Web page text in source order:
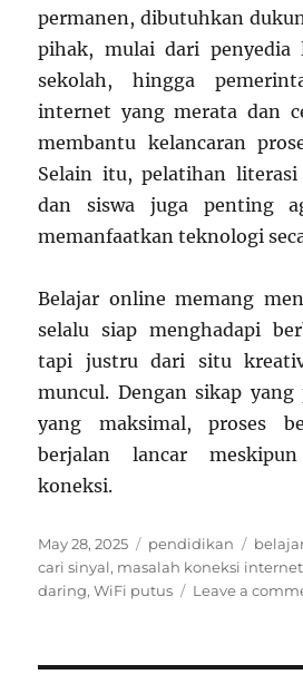
permanen, dibutuhkan
pihak, mulai dari penyedia
sekolah, hingga
internet yang merata dan
membantu kelancaran
Selain itu, pelatihan
dan siswa juga penting
memanfaatkan teknologi
Belajar online memang
selalu siap menghadapi
tapi justru dari situ
muncul. Dengan sikap
yang maksimal, proses
berjalan lancar
koneksi.
Posted
on
May 28, 2025 Categories
pendidikan Tags
cari sinyal, masalah koneksi internet
daring,WiFi putus Leave a